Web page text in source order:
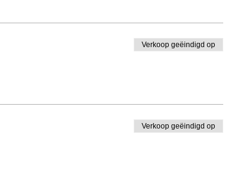
Verkoop geëindigd op
Verkoop geëindigd op